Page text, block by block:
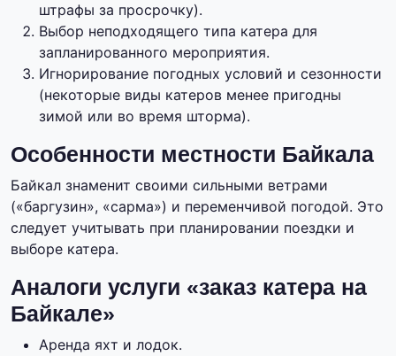
штрафы за просрочку).
Выбор неподходящего типа катера для
запланированного мероприятия.
Игнорирование погодных условий и сезонности
(некоторые виды катеров менее пригодны
зимой или во время шторма).
Особенности местности Байкала
Байкал знаменит своими сильными ветрами
(«баргузин», «сарма») и переменчивой погодой. Это
следует учитывать при планировании поездки и
выборе катера.
Аналоги услуги «заказ катера на
Байкале»
Аренда яхт и лодок.